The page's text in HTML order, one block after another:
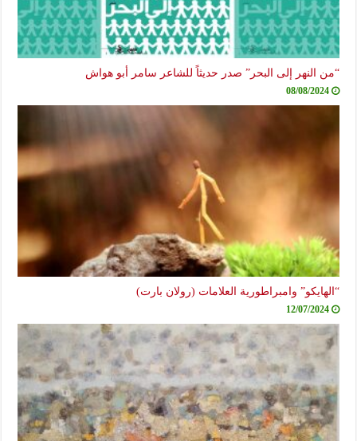
“من النهر إلى البحر” صدر حديثاً للشاعر سامر أبو هواش
08/08/2024
“الهايكو” وامبراطورية العلامات (رولان بارت)
12/07/2024